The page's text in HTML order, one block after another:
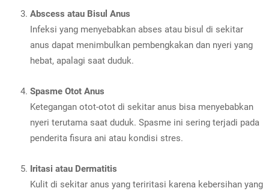
Abscess atau Bisul Anus
Infeksi yang menyebabkan abses atau bisul di sekitar
anus dapat menimbulkan pembengkakan dan nyeri yang
hebat, apalagi saat duduk.
Spasme Otot Anus
Ketegangan otot-otot di sekitar anus bisa menyebabkan
nyeri terutama saat duduk. Spasme ini sering terjadi pada
penderita fisura ani atau kondisi stres.
Iritasi atau Dermatitis
Kulit di sekitar anus yang teriritasi karena kebersihan yang